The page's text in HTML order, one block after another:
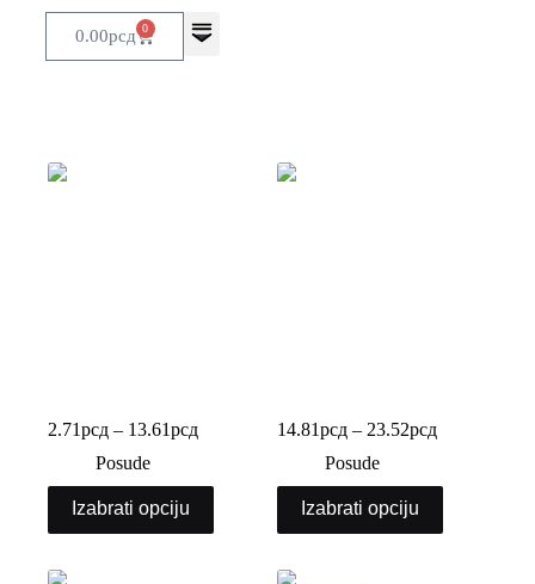
0.00рсд 0
2.71рсд – 13.61рсд
Posude
Izabrati opciju
14.81рсд – 23.52рсд
Posude
Izabrati opciju